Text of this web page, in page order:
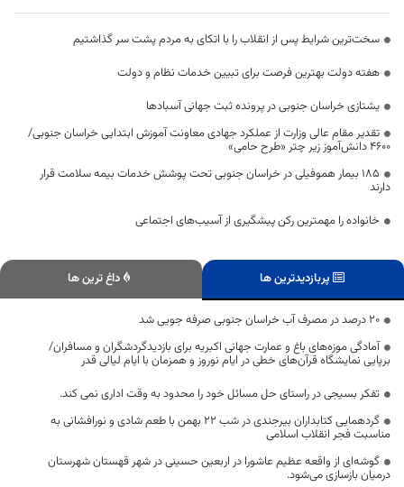
سخت‌ترین شرایط پس از انقلاب را با اتکای به مردم پشت سر گذاشتیم
هفته دولت بهترین فرصت برای تبیین خدمات نظام و دولت
یشتازی خراسان جنوبی در پرونده ثبت جهانی آسبادها
تقدیر مقام عالی وزارت از عملکرد جهادی معاونت آموزش ابتدایی خراسان جنوبی/
۴۶۰۰ دانش‌آموز زیر چتر «طرح حامی»
۱۸۵ بیمار هموفیلی در خراسان جنوبی تحت پوشش خدمات بیمه سلامت قرار
دارند
خانواده را مهمترین رکن پیشگیری از آسیب‌های اجتماعی
پربازدیدترین ها داغ ترین ها
۲۰ درصد در مصرف آب خراسان جنوبی صرفه جویی شد
آمادگی موزه‌های باغ و عمارت جهانی اکبریه برای بازدیدگردشگران و مسافران/
برپایی نمایشگاه قرآن‌های خطی در ایام نوروز و همزمان با ایام لیالی قدر
تفکر بسیجی در راستای حل مسائل خود را محدود به وقت اداری نمی کند.
گردهمایی کتابداران بیرجندی در شب ۲۲ بهمن با طعم شادی و نورافشانی به
مناسبت فجر انقلاب اسلامی
گوشه‌ای از واقعه عظیم عاشورا در اربعین حسینی در شهر قهستان شهرستان
درمیان بازسازی می‌شود.